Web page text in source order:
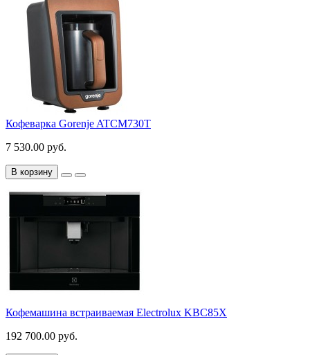
Кофеварка Gorenje ATCM730T
7 530.00 руб.
В корзину
Кофемашина встраиваемая Electrolux KBC85X
192 700.00 руб.